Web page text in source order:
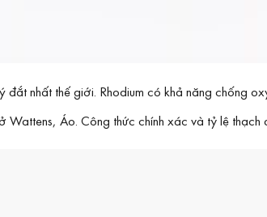
đắt nhất thế giới. Rhodium có khả năng chống
Áo. Công thức chính xác và tỷ lệ